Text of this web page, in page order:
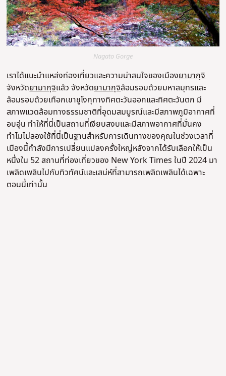
Nagato Gorge
เราได้แนะนำแหล่งท่องเที่ยวและความน่าสนใจของเมืองยามากุจิ
จังหวัดยามากุจิแล้ว จังหวัดยามากุจิล้อมรอบด้วยมหาสมุทรและ
ล้อมรอบด้วยเทือกเขาชูโงกุทางทิศตะวันออกและทิศตะวันตก มี
สภาพแวดล้อมทางธรรมชาติที่อุดมสมบูรณ์และมีสภาพภูมิอากาศที่
อบอุ่น ทำให้ที่นี่เป็นสถานที่เงียบสงบและมีสภาพอากาศที่มั่นคง
ทำไมไม่ลองใช้ที่นี่เป็นฐานสำหรับการเดินทางของคุณในช่วงเวลาที่
เมืองนี้กำลังมีการเปลี่ยนแปลงครั้งใหญ่หลังจากได้รับเลือกให้เป็น
หนึ่งใน 52 สถานที่ท่องเที่ยวของ New York Times ในปี 2024 มา
เพลิดเพลินไปกับทิวทัศน์และเสน่ห์ที่สามารถเพลิดเพลินได้เฉพาะ
ตอนนี้เท่านั้น